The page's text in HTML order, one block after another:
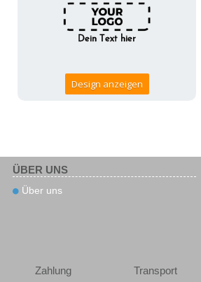
Design anzeigen
ÜBER UNS
Über uns
Zahlung Transport